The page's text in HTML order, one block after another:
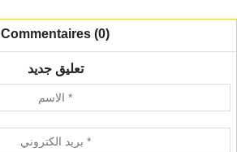
Commentaires (0)
تعليق جديد